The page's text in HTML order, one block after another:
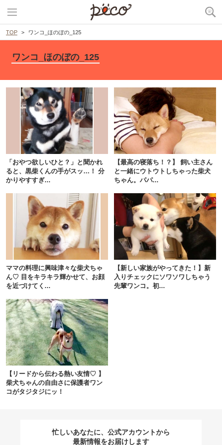
TOP ワンコ_ほのぼの_125
ワンコ_ほのぼの_125
「おやつ欲しいひと？」と聞かれ
ると、黒柴くんの手がスッ…！ 分
かりやすすぎ...
【最高の寝落ち！？】 飼い主さん
と一緒にウトウトしちゃった柴犬
ちゃん。パパ...
ママの料理に興味津々な柴犬ちゃ
ん♡ 目をキラキラ輝かせて、お顔
を近づけてく...
【新しい家族がやってきた！】新
入りチェックにソワソワしちゃう
先輩ワンコ。初...
【リードから伝わる熱い友情♡ 】
柴犬ちゃんの自由さに保護者ワン
コがタジタジにッ！
忙しいあなたに、公式アカウントから
最新情報をお届けします
閉じる
pecodogs
いぬ部をフォロー
アプリで開く
アプリをダウンロードする